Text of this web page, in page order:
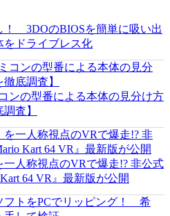
！ 3DOのBIOSを簡単に吸い出
をドライブレス化
ンの型番による本体の見分け方
査】
一人称視点のVRで爆走!? 非公式
64 VR』最新版が公開